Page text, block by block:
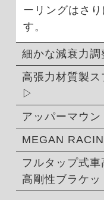
ーリングはさ
す。
細かな減衰力調
高張力材質製
アッパーマウン
MEGAN
フルタップ式
高剛性ブラケッ